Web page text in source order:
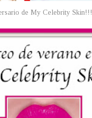
de My Celebrity Skin!!!